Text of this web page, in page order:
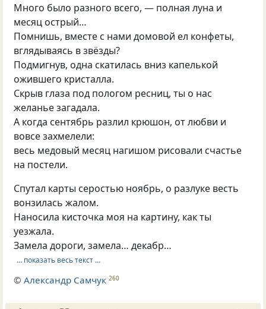
Много было разного всего, — полная луна и
месяц острый…
Помнишь, вместе с нами домовой ел конфеты,
вглядываясь в звёзды?
Подмигнув, одна скатилась вниз капелькой
ожившего кристалла.
Скрыв глаза под пологом ресниц, ты о нас
желанье загадала.
А когда сентябрь разлил крюшон, от любви и
вовсе захмелели:
весь медовый месяц нагишом рисовали счастье
на постели.
Спутал карты серостью ноябрь, о разлуке весть
вонзилась жалом.
Наносила кисточка моя на картину, как ты
уезжала.
Замела дороги, замела… декабр…
… показать весь текст …
©Александр Самчук 260